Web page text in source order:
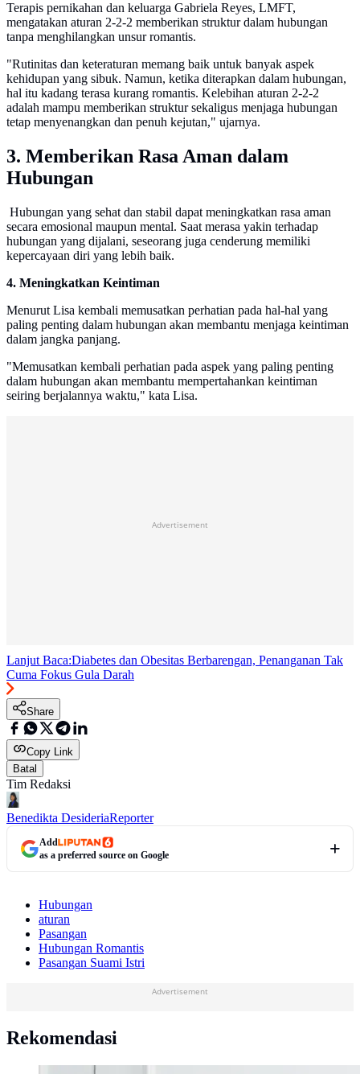
Terapis pernikahan dan keluarga Gabriela Reyes, LMFT,
mengatakan aturan 2-2-2 memberikan struktur dalam hubungan
tanpa menghilangkan unsur romantis.
"Rutinitas dan keteraturan memang baik untuk banyak aspek
kehidupan yang sibuk. Namun, ketika diterapkan dalam hubungan,
hal itu kadang terasa kurang romantis. Kelebihan aturan 2-2-2
adalah mampu memberikan struktur sekaligus menjaga hubungan
tetap menyenangkan dan penuh kejutan," ujarnya.
3. Memberikan Rasa Aman dalam
Hubungan
Hubungan yang sehat dan stabil dapat meningkatkan rasa aman
secara emosional maupun mental. Saat merasa yakin terhadap
hubungan yang dijalani, seseorang juga cenderung memiliki
kepercayaan diri yang lebih baik.
4. Meningkatkan Keintiman
Menurut Lisa kembali memusatkan perhatian pada hal-hal yang
paling penting dalam hubungan akan membantu menjaga keintiman
dalam jangka panjang.
"Memusatkan kembali perhatian pada aspek yang paling penting
dalam hubungan akan membantu mempertahankan keintiman
seiring berjalannya waktu," kata Lisa.
Advertisement
Lanjut Baca:Diabetes dan Obesitas Berbarengan, Penanganan Tak
Cuma Fokus Gula Darah
Share
Copy Link
Batal
Tim Redaksi
Benedikta DesideriaReporter
Add
as a preferred source on Google
Hubungan
aturan
Pasangan
Hubungan Romantis
Pasangan Suami Istri
Advertisement
Rekomendasi